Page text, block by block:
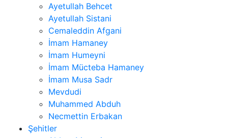
Ayetullah Behcet
Ayetullah Sistani
Cemaleddin Afgani
İmam Hamaney
İmam Humeyni
İmam Mücteba Hamaney
İmam Musa Sadr
Mevdudi
Muhammed Abduh
Necmettin Erbakan
Şehitler